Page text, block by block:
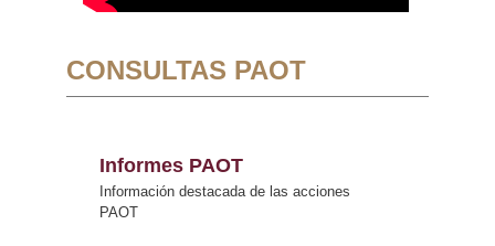
CONSULTAS PAOT
Informes PAOT
Información destacada de las acciones
PAOT